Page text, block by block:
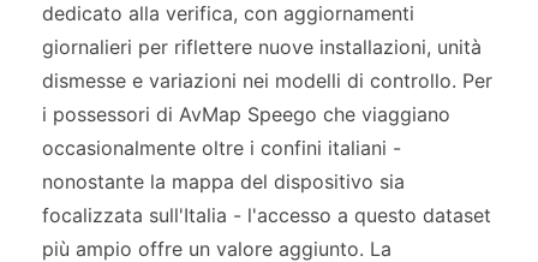
dedicato alla verifica, con aggiornamenti
giornalieri per riflettere nuove installazioni, unità
dismesse e variazioni nei modelli di controllo. Per
i possessori di AvMap Speego che viaggiano
occasionalmente oltre i confini italiani -
nonostante la mappa del dispositivo sia
focalizzata sull'Italia - l'accesso a questo dataset
più ampio offre un valore aggiunto. La